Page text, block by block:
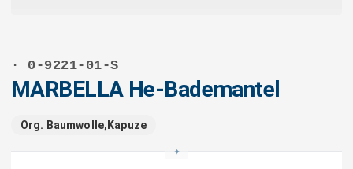
· 0-9221-01-S
MARBELLA He-Bademantel
Org. Baumwolle,Kapuze